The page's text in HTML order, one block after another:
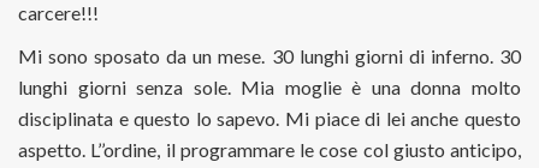
carcere!!!
Mi sono sposato da un mese. 30 lunghi giorni di inferno. 30
lunghi giorni senza sole. Mia moglie è una donna molto
disciplinata e questo lo sapevo. Mi piace di lei anche questo
aspetto. L’’ordine, il programmare le cose col giusto anticipo,